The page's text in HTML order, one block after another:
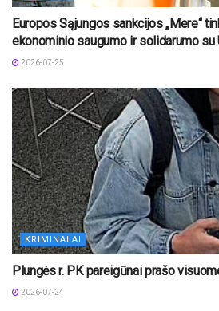
Europos Sąjungos sankcijos „Mere“
ekonominio saugumo ir solidarumo su
2026-07-25
KRIMINALAI
Plungės r. PK pareigūnai prašo
2026-07-24